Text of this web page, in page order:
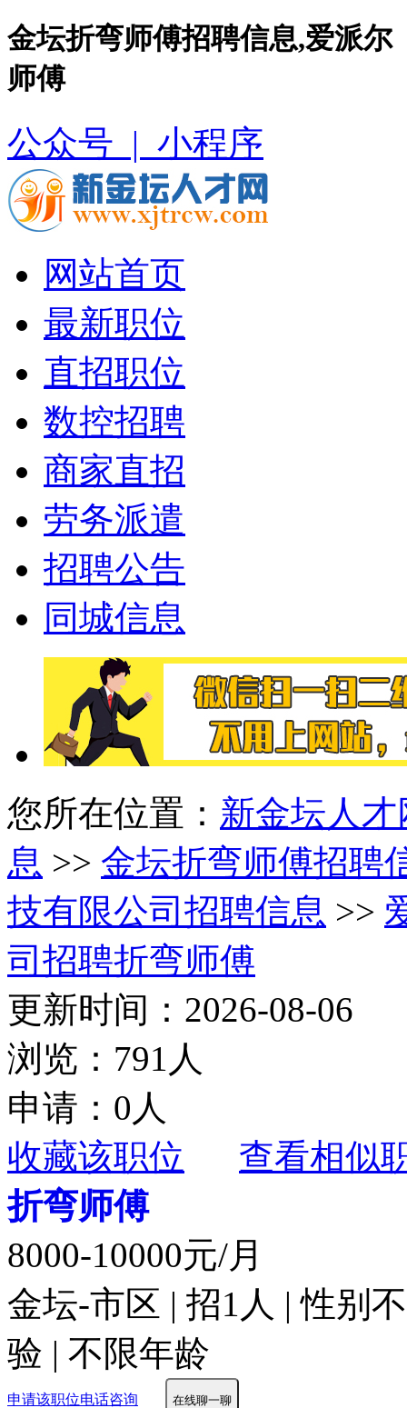
金坛折弯师傅招聘信息,爱派
师傅
公众号 | 小程序
网站首页
最新职位
直招职位
数控招聘
商家直招
劳务派遣
招聘公告
同城信息
您所在位置： 新金坛人才
息 >> 金坛折弯师傅招聘
技有限公司招聘信息 >>
司招聘折弯师傅
更新时间：2026-08-06
浏览：791人
申请：0人
收藏该职位
查看相似
折弯师傅
8000-10000元/月
金坛-市区 | 招1人 | 性别
验 | 不限年龄
申请该职位电话咨询 在线聊一聊